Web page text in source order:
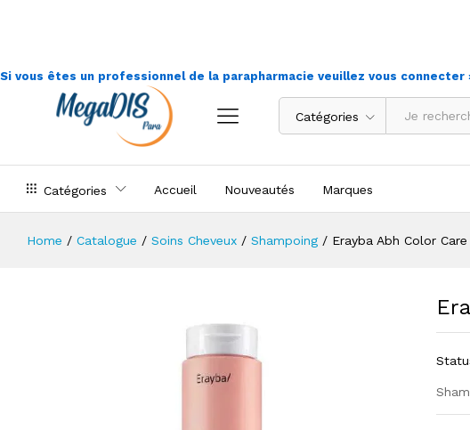
Si vous êtes un professionnel de la parapharmacie veuillez vous connecter
Catégories
Catégories Accueil Nouveautés Marques
Home / Catalogue / Soins Cheveux / Shampoing / Erayba Abh Color